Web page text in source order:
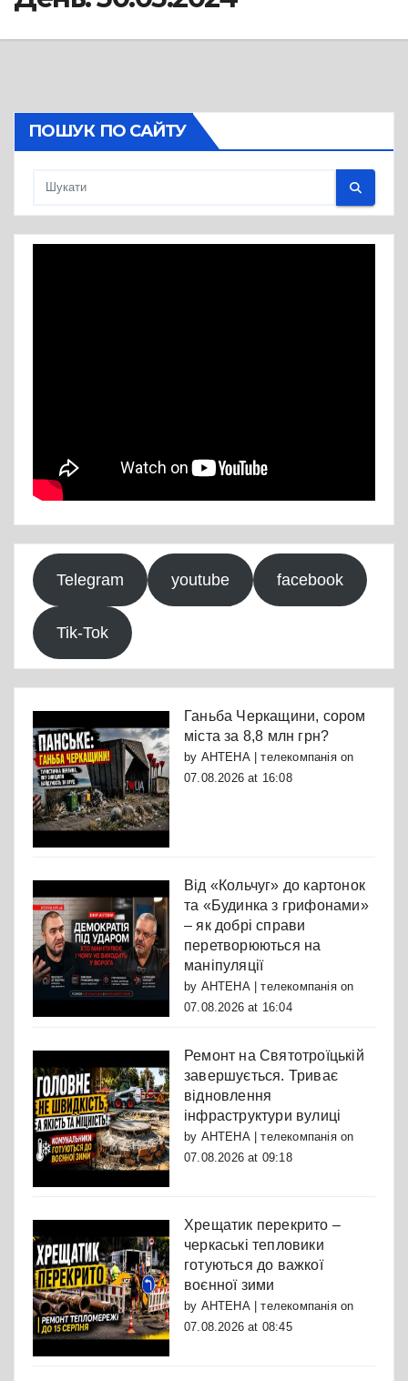
ПОШУК ПО САЙТУ
Telegram youtube facebook
Tik-Tok
Ганьба Черкащини, сором
міста за 8,8 млн грн?
by АНТЕНА | телекомпаніяon
07.08.2026 at 16:08
Від «Кольчуг» до картонок
та «Будинка з грифонами»
– як добрі справи
перетворюються на
маніпуляції
by АНТЕНА | телекомпаніяon
07.08.2026 at 16:04
Ремонт на Святотроїцькій
завершується. Триває
відновлення
інфраструктури вулиці
by АНТЕНА | телекомпаніяon
07.08.2026 at 09:18
Хрещатик перекрито –
черкаські тепловики
готуються до важкої
воєнної зими
by АНТЕНА | телекомпаніяon
07.08.2026 at 08:45